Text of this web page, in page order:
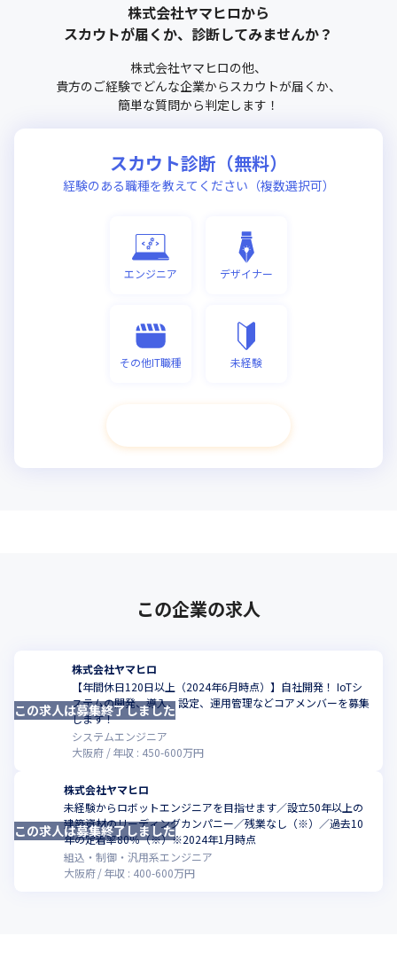
株式会社ヤマヒロから
スカウトが届くか、診断してみませんか？
株式会社ヤマヒロの他、
貴方のご経験でどんな企業からスカウトが届くか、
簡単な質問から判定します！
スカウト診断（無料）
経験のある職種を教えてください（複数選択可）
エンジニア デザイナー
その他IT職種 未経験
この企業の求人
株式会社ヤマヒロ
【年間休日120日以上（2024年6月時点）】自社開発！ IoTシ
ステムの開発、導入、設定、運用管理などコアメンバーを募集
します！
システムエンジニア
大阪府
年収 : 450-600万円
この求人は募集終了しました
株式会社ヤマヒロ
未経験からロボットエンジニアを目指せます／設立50年以上の
建築資材のリーディングカンパニー／残業なし（※）／過去10
年の定着率80％（※）※2024年1月時点
組込・制御・汎用系エンジニア
大阪府
年収 : 400-600万円
この求人は募集終了しました